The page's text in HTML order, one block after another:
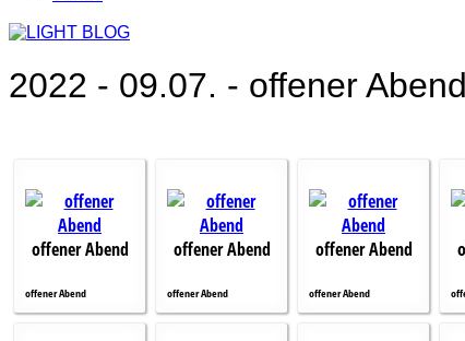
2022 - 09.07. - offener Abend
offener Abend
offener Abend
offener Abend
offener Abend
offener Abend
offener Abend